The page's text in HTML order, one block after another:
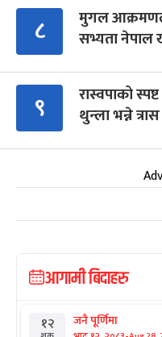
८
मुगल
सभ्यता नेपाल
९
रास्वपाको
थुन्ला भन्ने
आगामी बिदाहरु
१२ जनै पूर्णिमा